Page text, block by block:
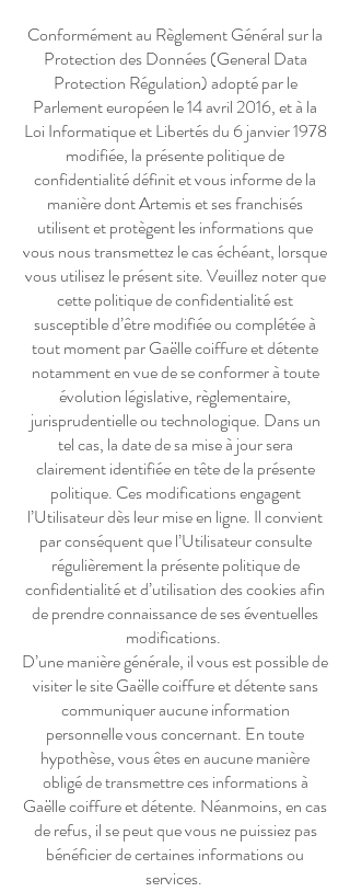
Conformément au Règlement Général sur la
Protection des Données (General Data
Protection Régulation) adopté par le
Parlement européen le 14 avril 2016, et à la
Loi Informatique et Libertés du 6 janvier 1978
modifiée, la présente politique de
confidentialité définit et vous informe de la
manière dont Artemis et ses franchisés
utilisent et protègent les informations que
vous nous transmettez le cas échéant, lorsque
vous utilisez le présent site. Veuillez noter que
cette politique de confidentialité est
susceptible d’être modifiée ou complétée à
tout moment par Gaëlle coiffure et détente
notamment en vue de se conformer à toute
évolution législative, règlementaire,
jurisprudentielle ou technologique. Dans un
tel cas, la date de sa mise à jour sera
clairement identifiée en tête de la présente
politique. Ces modifications engagent
l’Utilisateur dès leur mise en ligne. Il convient
par conséquent que l’Utilisateur consulte
régulièrement la présente politique de
confidentialité et d’utilisation des cookies afin
de prendre connaissance de ses éventuelles
modifications.
D’une manière générale, il vous est possible de
visiter le site Gaëlle coiffure et détente sans
communiquer aucune information
personnelle vous concernant. En toute
hypothèse, vous êtes en aucune manière
obligé de transmettre ces informations à
Gaëlle coiffure et détente. Néanmoins, en cas
de refus, il se peut que vous ne puissiez pas
bénéficier de certaines informations ou
services.